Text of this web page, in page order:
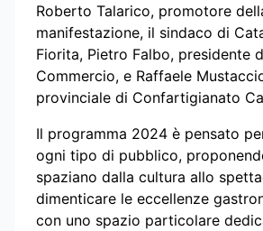
Roberto Talarico, promotore
manifestazione, il sindaco di
Fiorita, Pietro Falbo, presidente
Commercio, e Raffaele
provinciale di Confartigianato
Il programma 2024 è pensato
ogni tipo di pubblico,
spaziano dalla cultura allo
dimenticare le eccellenze
con uno spazio particolare